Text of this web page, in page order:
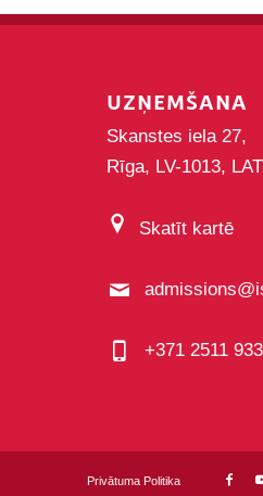
UZŅEMŠANA
Skanstes iela 27,
Rīga, LV-1013,
Skatīt kartē
+371 2511
Privātuma Politika